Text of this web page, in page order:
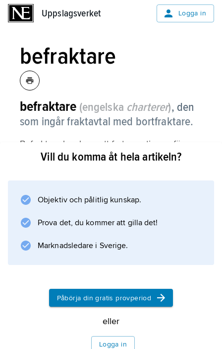
Uppslagsverket Logga in
befraktare
befraktare (engelska charterer), den
som ingår fraktavtal med bortfraktare.
Befraktare kan hyra ett fartyg antingen för en
resa eller under en viss tidsperiod. Han tar
skyldigheter är att tillhandahålla gods och
Vill du komma åt hela artikeln?
Objektiv och pålitlig kunskap.
Prova det, du kommer att gilla det!
Marknadsledare i Sverige.
Påbörja din gratis provperiod
eller
Logga in